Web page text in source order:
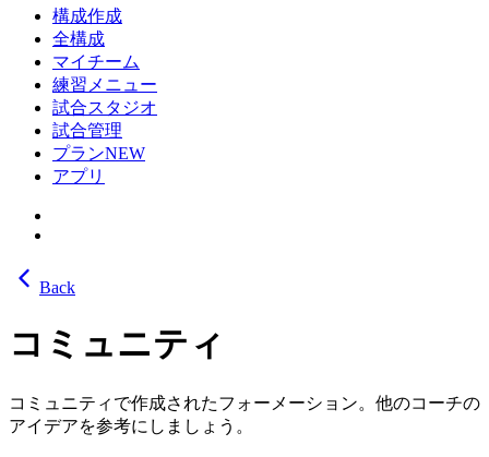
構成作成
全構成
マイチーム
練習メニュー
試合スタジオ
試合管理
プランNEW
アプリ
Back
コミュニティ
コミュニティで作成されたフォーメーション。他のコーチの
アイデアを参考にしましょう。